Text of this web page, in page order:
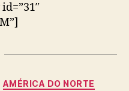
AMÉRICA DO NORTE